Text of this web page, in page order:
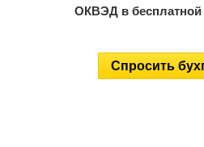
ОКВЭД в бесплатной
Спросить